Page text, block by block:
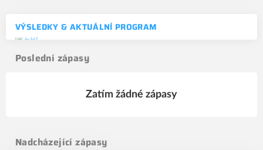
VÝSLEDKY & AKTUÁLNÍ PROGRAM
Poslední zápasy
Zatím žádné zápasy
Nadcházející zápasy